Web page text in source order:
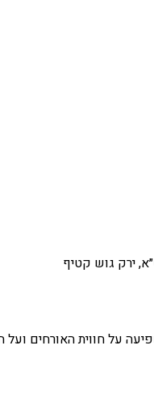
ירק גוש קטיף
על חווית האורחים ועל